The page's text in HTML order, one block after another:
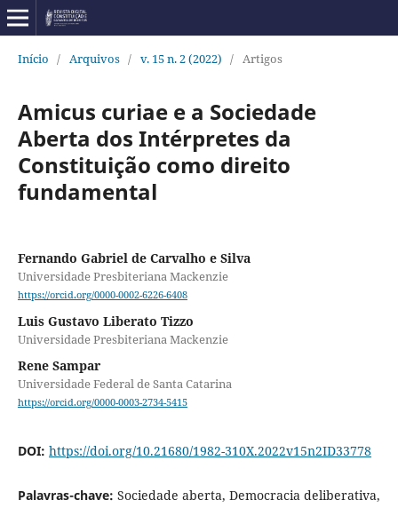
Início / Arquivos / v. 15 n. 2 (2022) / Artigos
Amicus curiae e a Sociedade
Aberta dos Intérpretes da
Constituição como direito
fundamental
Fernando Gabriel de Carvalho e Silva
Universidade Presbiteriana Mackenzie
https://orcid.org/0000-0002-6226-6408
Luis Gustavo Liberato Tizzo
Universidade Presbiteriana Mackenzie
Rene Sampar
Universidade Federal de Santa Catarina
https://orcid.org/0000-0003-2734-5415
DOI: https://doi.org/10.21680/1982-310X.2022v15n2ID33778
Palavras-chave: Sociedade aberta, Democracia deliberativa,